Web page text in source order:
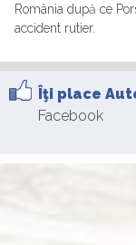
România după ce
accident rutier.
Îţi place
Facebook